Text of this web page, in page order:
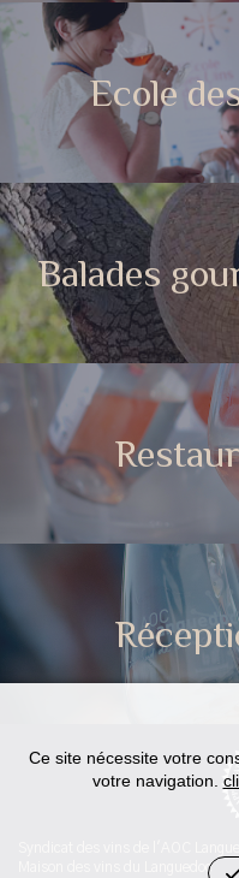
Ecole
Balades
Maison des vins du Languedoc
Ce site nécessite votre
votre navigation.